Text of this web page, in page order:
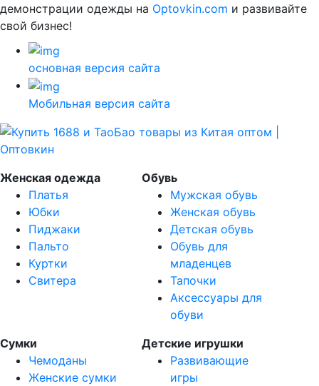
демонстрации одежды на Optovkin.com и развивайте
свой бизнес!
основная версия сайта
Мобильная версия сайта
Женская одежда
Платья
Юбки
Пиджаки
Пальто
Куртки
Свитера
Обувь
Мужская обувь
Женская обувь
Детская обувь
Обувь для
младенцев
Тапочки
Аксессуары для
обуви
Сумки
Чемоданы
Женские сумки
Детские игрушки
Развивающие
игры